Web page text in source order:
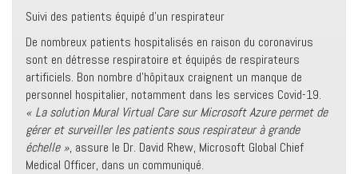
Suivi des patients équipé d’un respirateur
De nombreux patients hospitalisés en raison du coronavirus
sont en détresse respiratoire et équipés de respirateurs
artificiels. Bon nombre d’hôpitaux craignent un manque de
personnel hospitalier, notamment dans les services Covid-19.
« La solution Mural Virtual Care sur Microsoft Azure permet de
gérer et surveiller les patients sous respirateur à grande
échelle », assure le Dr. David Rhew, Microsoft Global Chief
Medical Officer, dans un communiqué.